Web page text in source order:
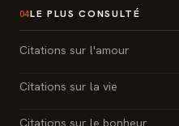
04LE PLUS CONSULTÉ
Citations sur l'amour
Citations sur la vie
Citations sur le bonheur